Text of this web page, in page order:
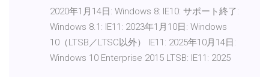
2020年1月14日: Windows 8: IE10: サポート終了:
Windows 8.1: IE11: 2023年1月10日: Windows
10（LTSB／LTSC以外） IE11: 2025年10月14日:
Windows 10 Enterprise 2015 LTSB: IE11: 2025